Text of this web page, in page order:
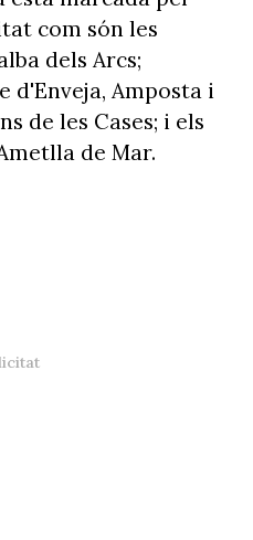
com són les
dels Arcs;
d'Enveja, Amposta i
de les Cases; i els
de Mar.